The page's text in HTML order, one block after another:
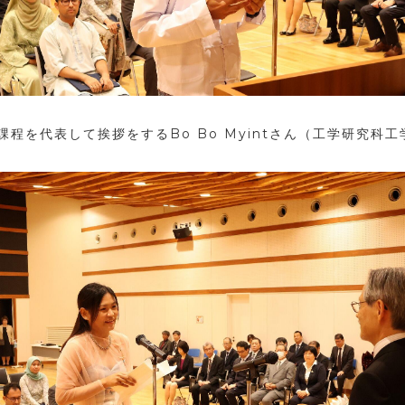
程を代表して挨拶をする Bo Bo Myintさん（工学研究科工